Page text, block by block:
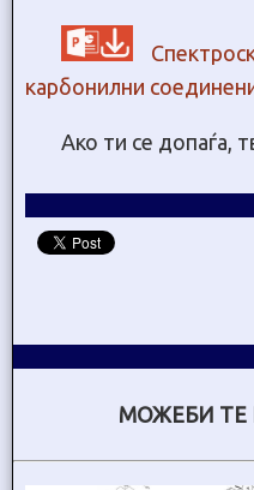
карбонилни
Ако ти се допаѓа,
МОЖЕБИ ТЕ